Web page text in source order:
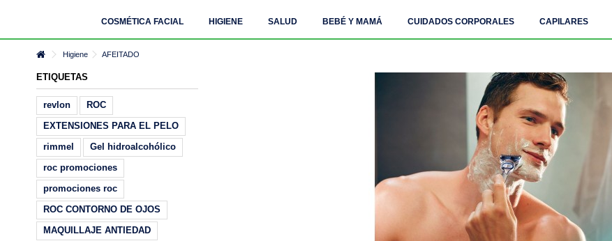
COSMÉTICA FACIAL HIGIENE SALUD BEBÉ Y MAMÁ CUIDADOS CORPORALES CAPILARES
Higiene AFEITADO
ETIQUETAS
revlon
ROC
EXTENSIONES PARA EL PELO
rimmel
Gel hidroalcohólico
roc promociones
promociones roc
ROC CONTORNO DE OJOS
MAQUILLAJE ANTIEDAD